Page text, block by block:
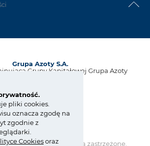
pliki cookies.
oznacza zgodę na
zgodnie z
ceCookiesoraz
Grupa Azoty S.A.
Grupy Kapitałowej Grupa Azoty
33-101 Tarnów, Polska
tel.:+48 14 637 37 37
fax: +48 14 633 07 18
Azoty. Wszelkie prawa zastrzeżone.